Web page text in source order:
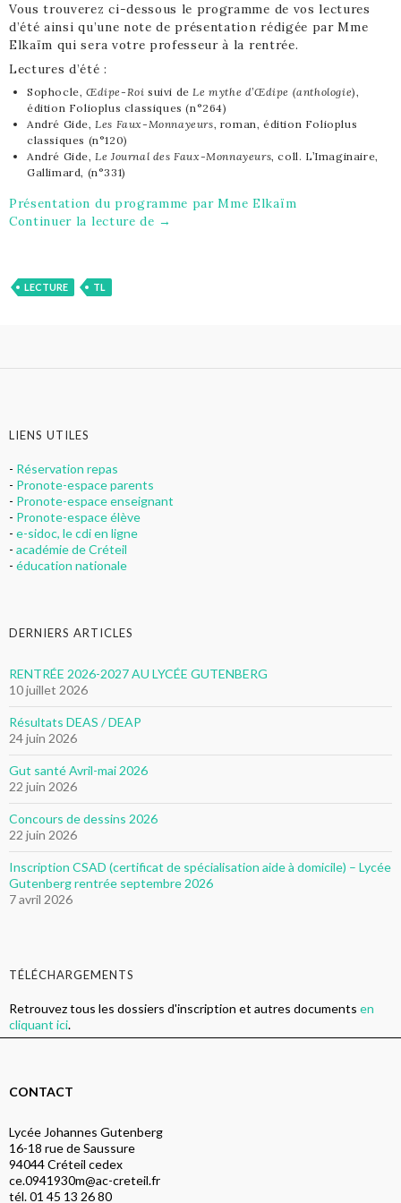
Vous trouverez ci-dessous le programme de vos lectures
d’été ainsi qu’une note de présentation rédigée par Mme
Elkaïm qui sera votre professeur à la rentrée.
Lectures d’été :
Sophocle, Œdipe-Roi suivi deLe mythe d’Œdipe (anthologie),
édition Folioplus classiques (n°264)
André Gide,Les Faux-Monnayeurs, roman, édition Folioplus
classiques (n°120)
André Gide,Le Journal des Faux-Monnayeurs, coll. L’Imaginaire,
Gallimard, (n°331)
Présentation du programme par Mme Elkaïm
Continuer la lecture de Pour les futurs élèves de TL…lectures
→
LECTURE TL
LIENS UTILES
- Réservation repas
- Pronote-espace parents
- Pronote-espace enseignant
- Pronote-espace élève
- e-sidoc, le cdi en ligne
- académie de Créteil
- éducation nationale
DERNIERS ARTICLES
RENTRÉE 2026-2027 AU LYCÉE GUTENBERG
10 juillet 2026
Résultats DEAS / DEAP
24 juin 2026
Gut santé Avril-mai 2026
22 juin 2026
Concours de dessins 2026
22 juin 2026
Inscription CSAD (certificat de spécialisation aide à domicile) – Lycée
Gutenberg rentrée septembre 2026
7 avril 2026
TÉLÉCHARGEMENTS
Retrouvez tous les dossiers d'inscription et autres documents en
cliquant ici.
CONTACT
Lycée Johannes Gutenberg
16-18 rue de Saussure
94044 Créteil cedex
ce.0941930m@ac-creteil.fr
tél. 01 45 13 26 80